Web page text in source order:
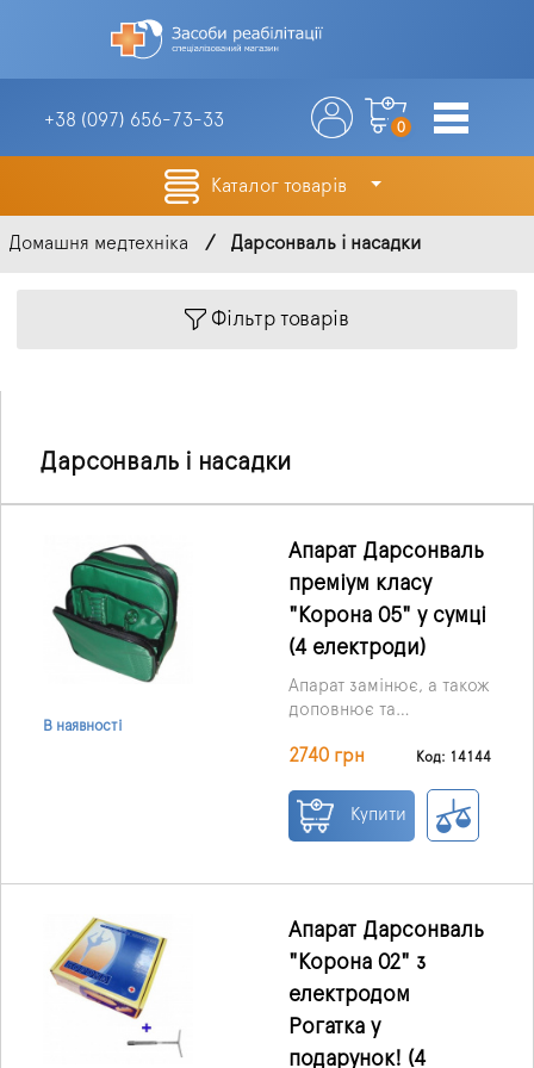
+38 (097) 656-73-33 0
Каталог товарів
Домашня медтехніка Дарсонваль і насадки
Фільтр товарів
Дарсонваль і насадки
В наявності
Апарат Дарсонваль
преміум класу
"Корона 05" у сумці
(4 електроди)
Апарат замінює, а також
доповнює та
ефективність дії кремів
можливості для
профілактики та
дарсонваль
"КОРОНА-5"
відрізняється від
попередньої
потужнішим і
стабільнішим
комплекті.
2740 грн Код: 14144
Купити
Апарат Дарсонваль
"Корона 02" з
електродом
Рогатка у
подарунок! (4